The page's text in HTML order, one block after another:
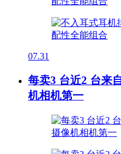
07.31
每卖3 台近2 台来
机相机第一